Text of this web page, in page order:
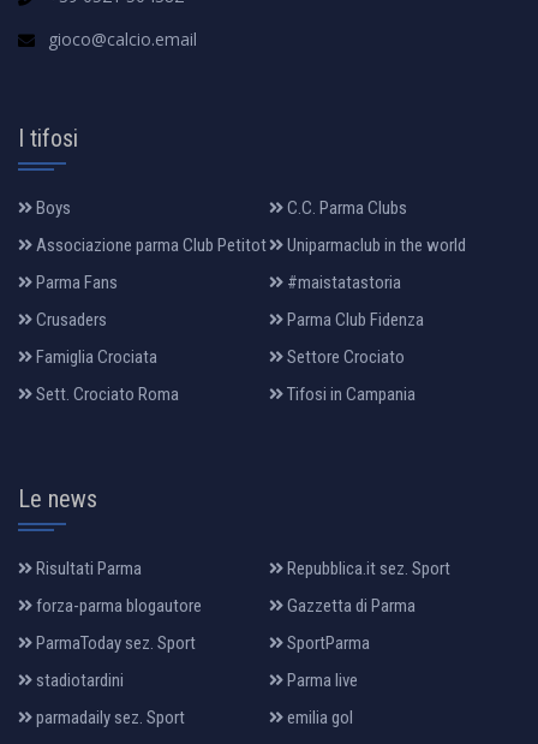
gioco@calcio.email
I tifosi
Boys
C.C. Parma Clubs
Associazione parma Club Petitot
Uniparmaclub in the world
Parma Fans
#maistatastoria
Crusaders
Parma Club Fidenza
Famiglia Crociata
Settore Crociato
Sett. Crociato Roma
Tifosi in Campania
Le news
Risultati Parma
Repubblica.it sez. Sport
forza-parma blogautore
Gazzetta di Parma
ParmaToday sez. Sport
SportParma
stadiotardini
Parma live
parmadaily sez. Sport
emilia gol